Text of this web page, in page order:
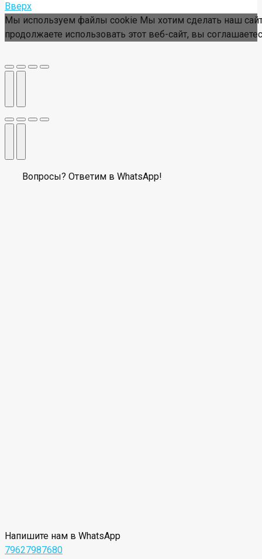
Вверх
Мы используем файлы cookie Мы хотим сделать наш
продолжаете использовать этот веб-сайт, вы
Вопросы? Ответим в WhatsApp!
Напишите нам в WhatsApp
79627987680